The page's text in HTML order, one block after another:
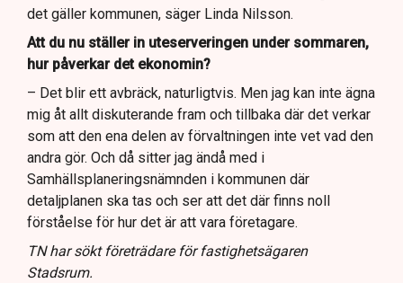
det gäller kommunen, säger Linda Nilsson.
Att du nu ställer in uteserveringen under sommaren,
hur påverkar det ekonomin?
– Det blir ett avbräck, naturligtvis. Men jag kan inte ägna
mig åt allt diskuterande fram och tillbaka där det verkar
som att den ena delen av förvaltningen inte vet vad den
andra gör. Och då sitter jag ändå med i
Samhällsplaneringsnämnden i kommunen där
detaljplanen ska tas och ser att det där finns noll
förståelse för hur det är att vara företagare.
TN har sökt företrädare för fastighetsägaren
Stadsrum.